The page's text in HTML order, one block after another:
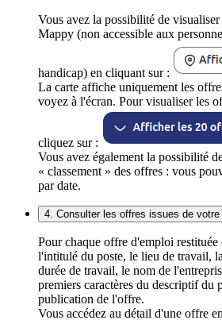
Vous avez la possibilité de
Mappy (non accessible aux
handicap) en cliquant sur :
La carte affiche uniquement les
voyez à l'écran. Pour visualiser les
cliquez sur :
Vous avez également la possibilité
« classement » des offres : vous
par date.
4. Consulter les offres issues de votre
Pour chaque offre d'emploi
l'intitulé du poste, le lieu de travail,
durée de travail, le nom de
premiers caractères du descriptif du
publication de l'offre.
Vous accédez au détail d'une offre